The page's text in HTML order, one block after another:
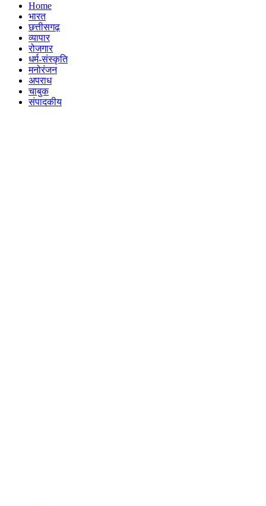
Home
भारत
छत्तीसगढ़
व्यापार
रोजगार
धर्म-संस्कृति
मनोरंजन
अपराध
चाबुक
संपादकीय